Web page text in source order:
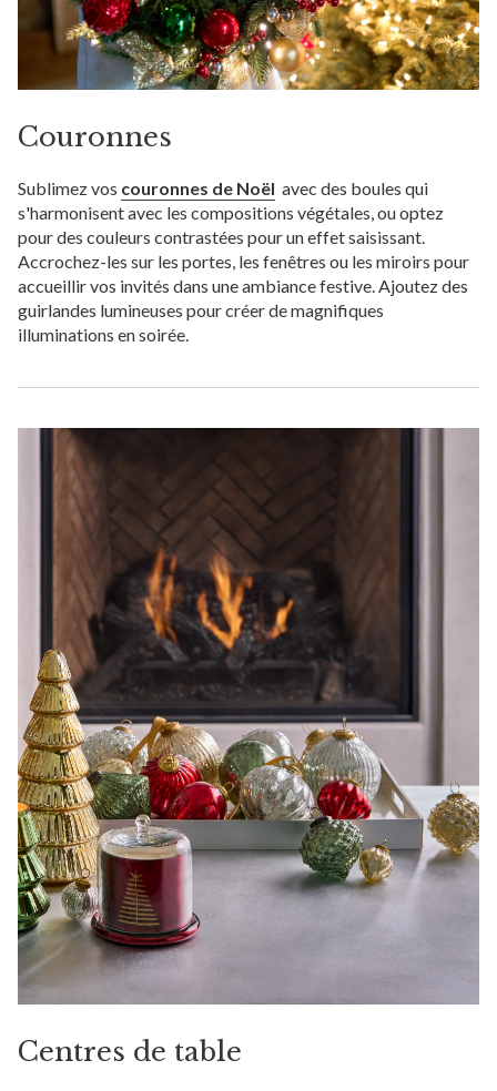
Couronnes
Sublimez vos couronnes de Noël avec des boules qui
s'harmonisent avec les compositions végétales, ou optez
pour des couleurs contrastées pour un effet saisissant.
Accrochez-les sur les portes, les fenêtres ou les miroirs pour
accueillir vos invités dans une ambiance festive. Ajoutez des
guirlandes lumineuses pour créer de magnifiques
illuminations en soirée.
Centres de table